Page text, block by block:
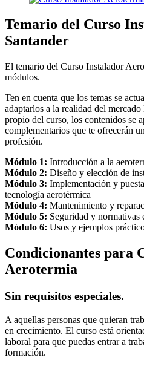
Temario del Curso
Santander
El temario del Curso Instalador
módulos.
Ten en cuenta que los temas se
adaptarlos a la realidad del
propio del curso, los contenidos se
complementarios que te ofrecerán
profesión.
Módulo 1: Introducción a la
Módulo 2: Diseño y elección de
Módulo 3: Implementación y
tecnología aerotérmica
Módulo 4: Mantenimiento y
Módulo 5: Seguridad y normativas
Módulo 6: Usos y ejemplos
Condicionantes para
Aerotermia
Sin requisitos especiales.
A aquellas personas que quieran
en crecimiento. El curso está
laboral para que puedas entrar a
formación.